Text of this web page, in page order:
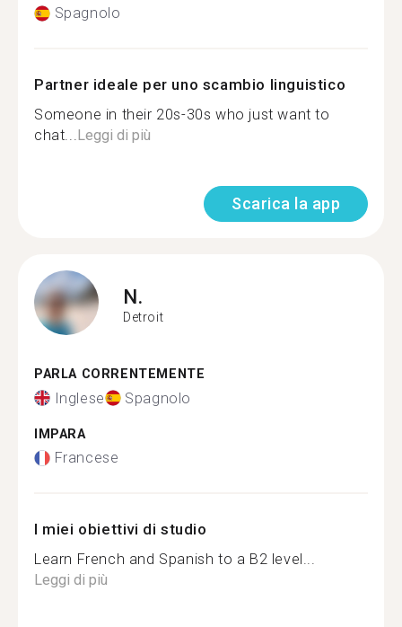
Spagnolo
Partner ideale per uno scambio linguistico
Someone in their 20s-30s who just want to
chat...Leggi di più
Scarica la app
N.
Detroit
PARLA CORRENTEMENTE
Inglese Spagnolo
IMPARA
Francese
I miei obiettivi di studio
Learn French and Spanish to a B2 level...
Leggi di più